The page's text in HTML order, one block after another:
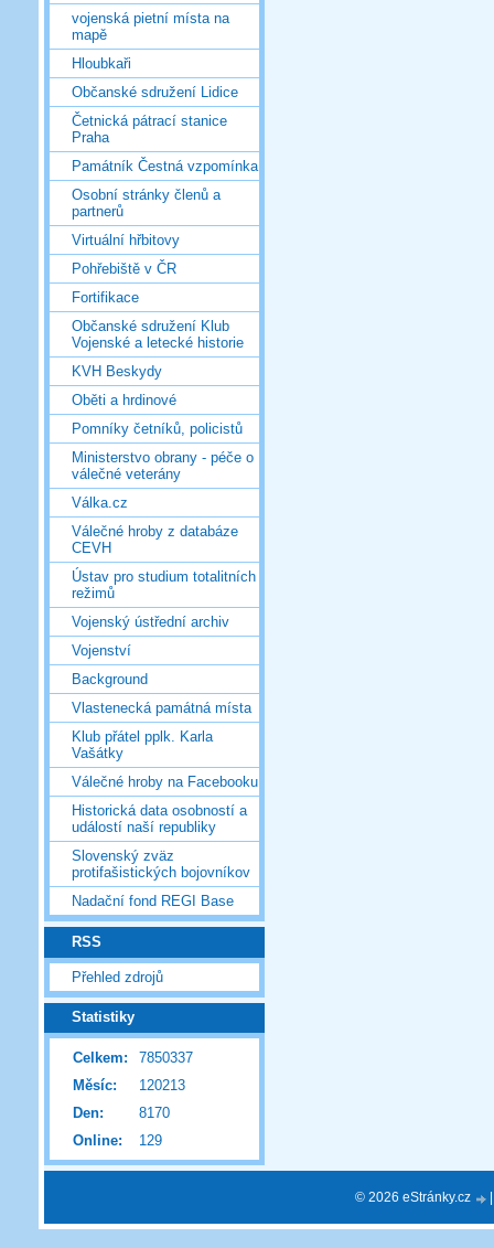
vojenská pietní místa na
mapě
Hloubkaři
Občanské sdružení Lidice
Četnická pátrací stanice
Praha
Památník Čestná vzpomínka
Osobní stránky členů a
partnerů
Virtuální hřbitovy
Pohřebiště v ČR
Fortifikace
Občanské sdružení Klub
Vojenské a letecké historie
KVH Beskydy
Oběti a hrdinové
Pomníky četníků, policistů
Ministerstvo obrany - péče o
válečné veterány
Válka.cz
Válečné hroby z databáze
CEVH
Ústav pro studium totalitních
režimů
Vojenský ústřední archiv
Vojenství
Background
Vlastenecká památná místa
Klub přátel pplk. Karla
Vašátky
Válečné hroby na Facebooku
Historická data osobností a
událostí naší republiky
Slovenský zväz
protifašistických bojovníkov
Nadační fond REGI Base
RSS
Přehled zdrojů
Statistiky
Online: 129
Celkem:
7850337
Měsíc:
120213
Den:
8170
© 2026 eStránky.cz